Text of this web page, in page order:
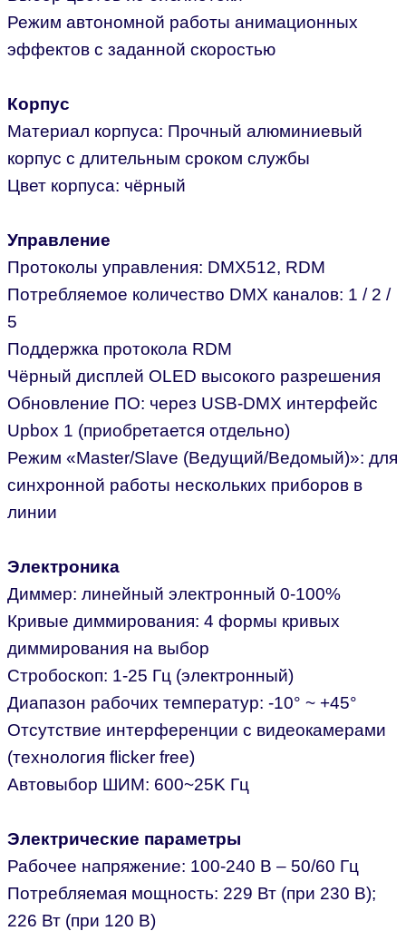
Режим автономной работы анимационных
эффектов с заданной скоростью
Корпус
Материал корпуса: Прочный алюминиевый
корпус с длительным сроком службы
Цвет корпуса: чёрный
Управление
Протоколы управления: DMX512, RDM
Потребляемое количество DMX каналов: 1 / 2 /
5
Поддержка протокола RDM
Чёрный дисплей OLED высокого разрешения
Обновление ПО: через USB-DMX интерфейс
Upbox 1 (приобретается отдельно)
Режим «Master/Slave (Ведущий/Ведомый)»: для
синхронной работы нескольких приборов в
линии
Электроника
Диммер: линейный электронный 0-100%
Кривые диммирования: 4 формы кривых
диммирования на выбор
Стробоскоп: 1-25 Гц (электронный)
Диапазон рабочих температур: -10° ~ +45°
Отсутствие интерференции с видеокамерами
(технология flicker free)
Автовыбор ШИМ: 600~25K Гц
Электрические параметры
Рабочее напряжение: 100-240 В – 50/60 Гц
Потребляемая мощность: 229 Вт (при 230 В);
226 Вт (при 120 В)